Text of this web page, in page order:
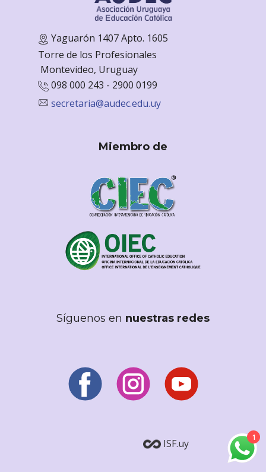
Yaguarón 1407 Apto. 1605
Torre de los Profesionales
Montevideo, Uruguay
098 000 243 - 2900 0199
secretaria@audec.edu.uy
Miembro de
Síguenos en nuestras redes
ISF.uy 1